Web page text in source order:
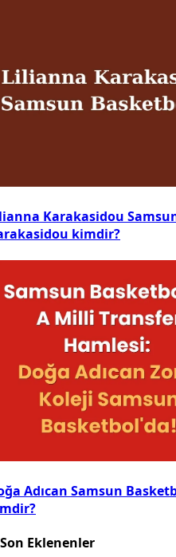
Karakasidou
kimdir?
Adıcan Samsun
Son Eklenenler